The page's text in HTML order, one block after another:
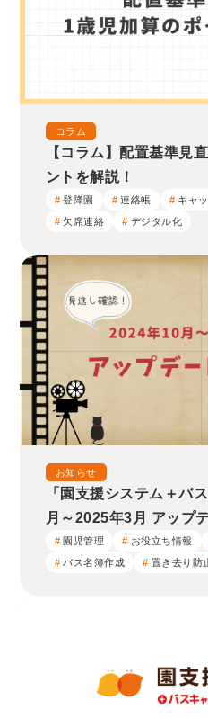
コラム
【コラム】配置基準見
ントを解説！
登降園 連絡帳 キャ
欠席連絡
デジタル化
お知らせ
「園支援システム＋バ
月～2025年3月 アップ
園児管理 お役立ち情報
バス名簿作成
置き去り防